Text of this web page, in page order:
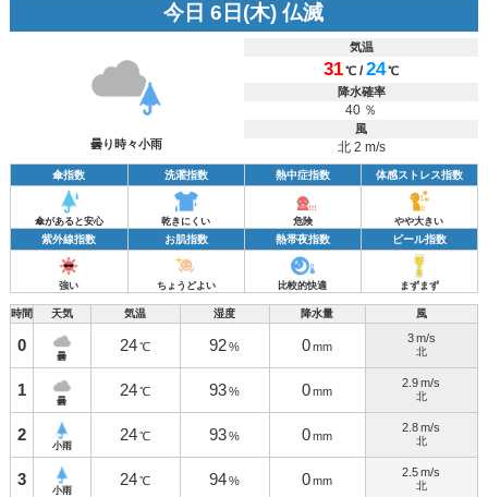
今日 6日(木) 仏滅
曇り時々小雨
気温
31℃ /24℃
降水確率
40 ％
風
北 2 m/s
傘指数 洗濯指数 熱中症指数 体感ストレス指数
傘があると安心 乾きにくい 危険 やや大きい
紫外線指数 お肌指数 熱帯夜指数 ビール指数
強い ちょうどよい 比較的快適 まずまず
時間 天気 気温 湿度 降水量 風
0
曇
24 ℃ 92 % 0 mm
3m/s
北
1
曇
24 ℃ 93 % 0 mm
2.9 m/s
北
2
小雨
24 ℃ 93 % 0 mm
2.8 m/s
北
3
小雨
24 ℃ 94 % 0 mm
2.5 m/s
北